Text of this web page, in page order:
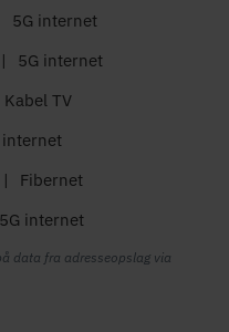
5G internet
|
5G internet
Kabel TV
internet
|
Fibernet
5G internet
data fra adresseopslag via